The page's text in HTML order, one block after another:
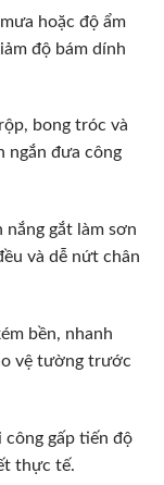
hoặc độ ẩm
độ bám dính
bong tróc và
ngắn đưa công
gắt làm sơn
và dễ nứt chân
bền, nhanh
vệ tường trước
gấp tiến độ
thực tế.